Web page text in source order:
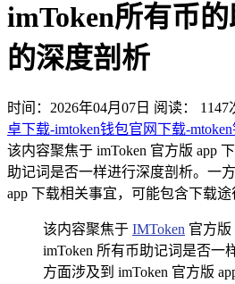
imToken所有币
的深度剖析
时间：2026年04月07日 阅读： 1147
卓下载-imtoken钱包官网下载-
该内容聚焦于 imToken 官方版 app
助记词是否一样进行深度剖析。一
app 下载相关事宜，可能包含下载
该内容聚焦于 IMToken 官方版
imToken 所有币助记词是否一
方面涉及到 imToken 官方版